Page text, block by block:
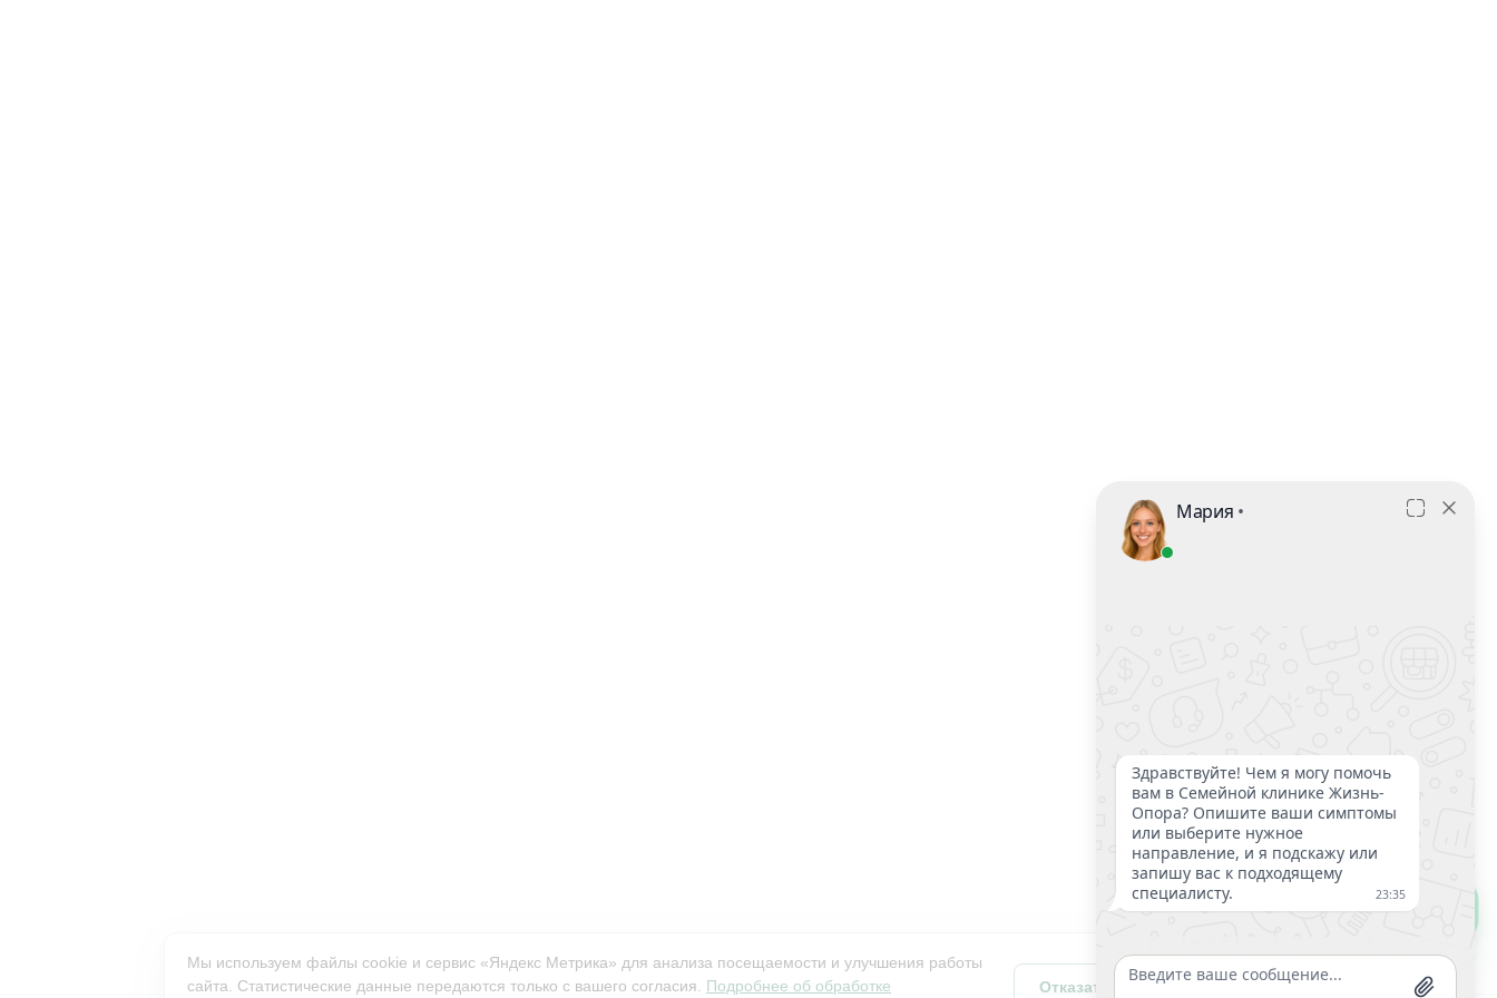
С чего начать лечение?
Мы используем файлы cookie и сервис «Яндекс Метрика» для анализа посещаемости и улучшения работы
сайта. Статистические данные передаются только с вашего согласия. Подробнее об обработке
Отказаться Разрешить